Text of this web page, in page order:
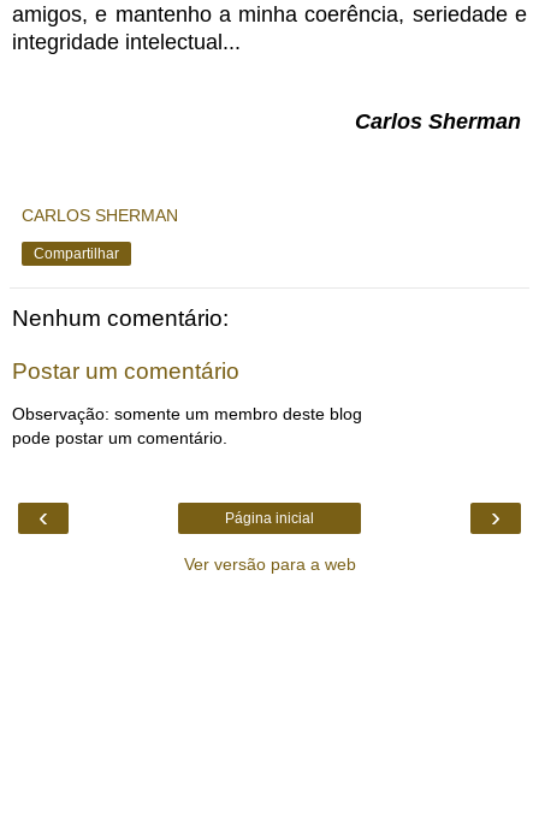
amigos, e mantenho a minha coerência, seriedade e
integridade intelectual...
Carlos Sherman
CARLOS SHERMAN
Compartilhar
Nenhum comentário:
Postar um comentário
Observação: somente um membro deste blog
pode postar um comentário.
‹ ›
Página inicial
Ver versão para a web